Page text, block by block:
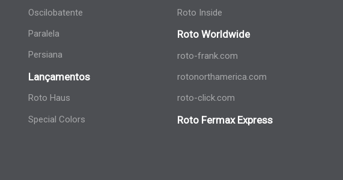
Oscilobatente
Paralela
Persiana
Lançamentos
Roto Haus
Special Colors
Roto Inside
Roto Worldwide
roto-frank.com
rotonorthamerica.com
roto-click.com
Roto Fermax Express